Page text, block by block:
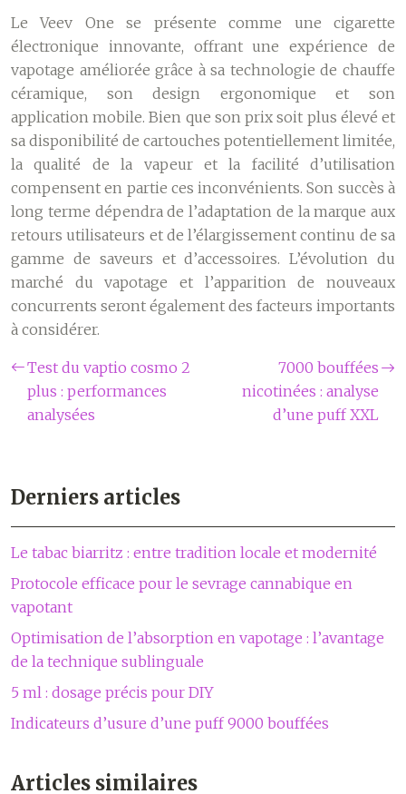
Le Veev One se présente comme une cigarette
électronique innovante, offrant une expérience de
vapotage améliorée grâce à sa technologie de chauffe
céramique, son design ergonomique et son
application mobile. Bien que son prix soit plus élevé et
sa disponibilité de cartouches potentiellement limitée,
la qualité de la vapeur et la facilité d’utilisation
compensent en partie ces inconvénients. Son succès à
long terme dépendra de l’adaptation de la marque aux
retours utilisateurs et de l’élargissement continu de sa
gamme de saveurs et d’accessoires. L’évolution du
marché du vapotage et l’apparition de nouveaux
concurrents seront également des facteurs importants
à considérer.
Test du vaptio cosmo 2
plus : performances
analysées
7000 bouffées
nicotinées : analyse
d’une puff XXL
Derniers articles
Le tabac biarritz : entre tradition locale et modernité
Protocole efficace pour le sevrage cannabique en
vapotant
Optimisation de l’absorption en vapotage : l’avantage
de la technique sublinguale
5 ml : dosage précis pour DIY
Indicateurs d’usure d’une puff 9000 bouffées
Articles similaires